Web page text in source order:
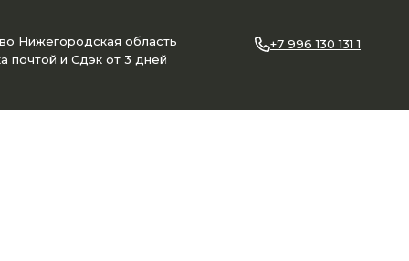
Нижегородская область
почтой и Сдэк от 3 дней
+7 996 130 131 1